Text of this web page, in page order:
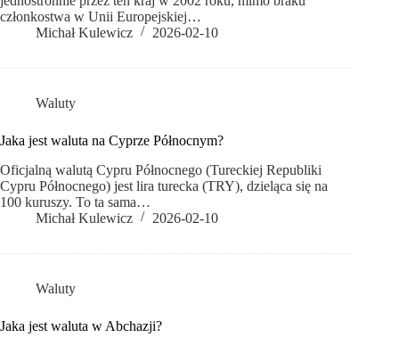
członkostwa w Unii Europejskiej…
Michał Kulewicz
2026-02-10
Waluty
Jaka jest waluta na Cyprze Północnym?
Oficjalną walutą Cypru Północnego (Tureckiej Republiki
Cypru Północnego) jest lira turecka (TRY), dzieląca się na
100 kuruszy. To ta sama…
Michał Kulewicz
2026-02-10
Waluty
Jaka jest waluta w Abchazji?